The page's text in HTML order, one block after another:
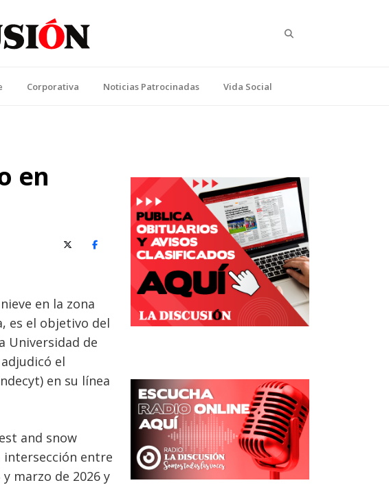
Corporativa Noticias Patrocinadas Vida Social
en
X (Twitter)Facebook
en la zona
es el objetivo del
Universidad de
el
en su línea
and snow
intersección entre
marzo de 2026 y